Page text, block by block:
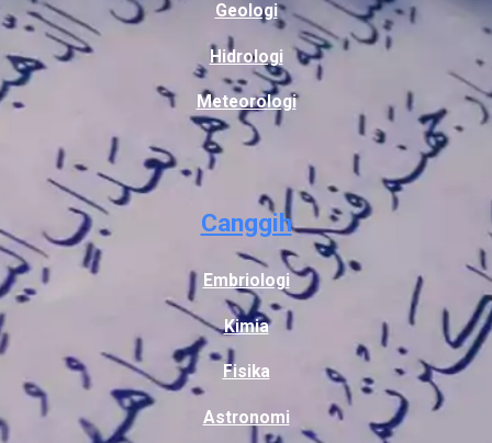
Geologi
Hidrologi
Meteorologi
Canggih
Embriologi
Kimia
Fisika
Astronomi